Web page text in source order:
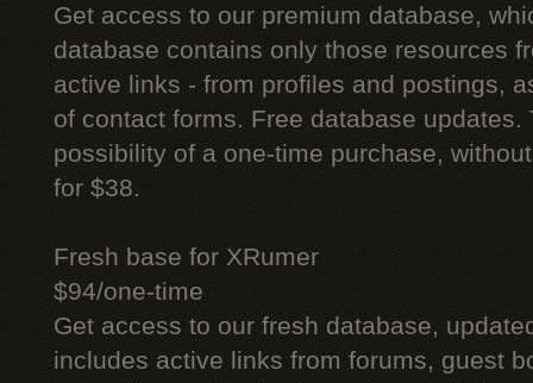
Get access to our premium database,
database contains only those resources
active links - from profiles and postings,
of contact forms. Free database updates.
possibility of a one-time purchase,
for $38.
Fresh base for XRumer
$94/one-time
Get access to our fresh database,
includes active links from forums, guest